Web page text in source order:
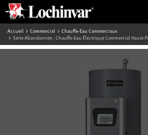
Accueil Commercial
Chauffe-Eau Commerciaux
Série Abandonnée : Chauffe-Eau Électrique Commercial Haute